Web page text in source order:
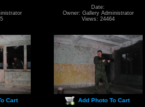
Date:
Owner: Gallery Administrator
Views: 24464
Cart Add Photo To Cart